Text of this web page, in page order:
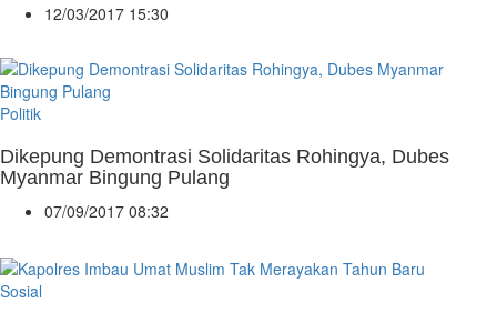
12/03/2017 15:30
Politik
Dikepung Demontrasi Solidaritas Rohingya, Dubes
Myanmar Bingung Pulang
07/09/2017 08:32
Sosial